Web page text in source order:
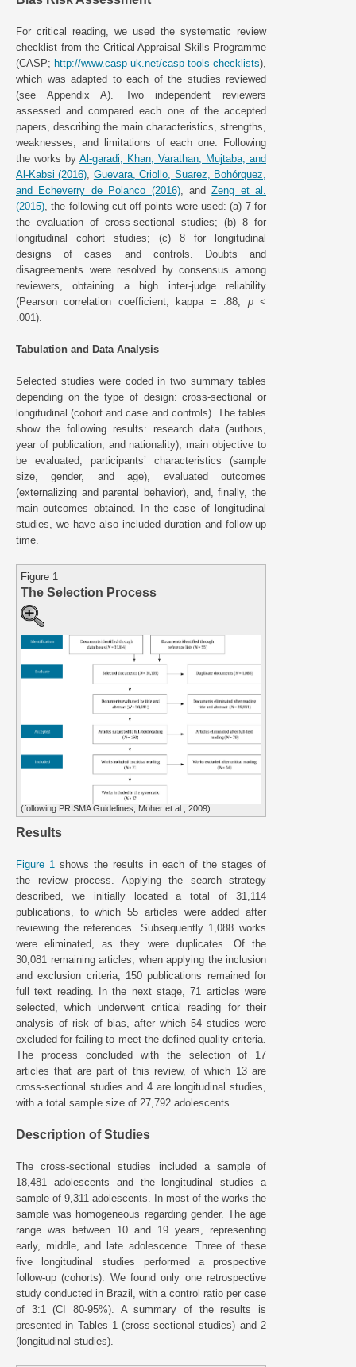
For critical reading, we used the systematic review
checklist from the Critical Appraisal Skills Programme
(CASP; http://www.casp-uk.net/casp-tools-checklists),
which was adapted to each of the studies reviewed
(see Appendix A). Two independent reviewers
assessed and compared each one of the accepted
papers, describing the main characteristics, strengths,
weaknesses, and limitations of each one. Following
the works by Al-garadi, Khan, Varathan, Mujtaba, and
Al-Kabsi (2016) Guevara, Criollo, Suarez, Bohórquez,
and Echeverry de Polanco (2016), andZeng et al.
(2015) , the following cut-off points were used: (a) 7 for
the evaluation of cross-sectional studies; (b) 8 for
longitudinal cohort studies; (c) 8 for longitudinal
designs of cases and controls. Doubts and
disagreements were resolved by consensus among
reviewers, obtaining a high inter-judge reliability
(Pearson correlation coefficient, kappa = .88, p<
.001).
Tabulation and Data Analysis
Selected studies were coded in two summary tables
depending on the type of design: cross-sectional or
longitudinal (cohort and case and controls). The tables
show the following results: research data (authors,
year of publication, and nationality), main objective to
be evaluated, participants’ characteristics (sample
size, gender, and age), evaluated outcomes
(externalizing and parental behavior), and, finally, the
main outcomes obtained. In the case of longitudinal
studies, we have also included duration and follow-up
time.
Figure 1
The Selection Process
(following PRISMA Guidelines; Moher et al., 2009).
Results
Figure 1 shows the results in each of the stages of
the review process. Applying the search strategy
described, we initially located a total of 31,114
publications, to which 55 articles were added after
reviewing the references. Subsequently 1,088 works
were eliminated, as they were duplicates. Of the
30,081 remaining articles, when applying the inclusion
and exclusion criteria, 150 publications remained for
full text reading. In the next stage, 71 articles were
selected, which underwent critical reading for their
analysis of risk of bias, after which 54 studies were
excluded for failing to meet the defined quality criteria.
The process concluded with the selection of 17
articles that are part of this review, of which 13 are
cross-sectional studies and 4 are longitudinal studies,
with a total sample size of 27,792 adolescents.
Description of Studies
The cross-sectional studies included a sample of
18,481 adolescents and the longitudinal studies a
sample of 9,311 adolescents. In most of the works the
sample was homogeneous regarding gender. The age
range was between 10 and 19 years, representing
early, middle, and late adolescence. Three of these
five longitudinal studies performed a prospective
follow-up (cohorts). We found only one retrospective
study conducted in Brazil, with a control ratio per case
of 3:1 (CI 80-95%). A summary of the results is
presented in Tables 1(cross-sectional studies) and 2
(longitudinal studies).